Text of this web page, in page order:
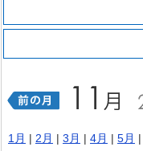
1月 | 2月 | 3月 | 4月 | 5月 |